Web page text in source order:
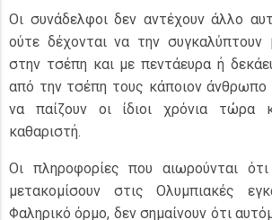
Οι συνάδελφοι δεν αντέχουν άλλο
ούτε δέχονται να την συγκαλύπτουν
στην τσέπη και με πεντάευρα ή
από την τσέπη τους κάποιον άνθρωπο
να παίζουν οι ίδιοι χρόνια τώρα
καθαριστή.
Οι πληροφορίες που αιωρούνται
μετακομίσουν στις Ολυμπιακές
Φαληρικό όρμο, δεν σημαίνουν ότι